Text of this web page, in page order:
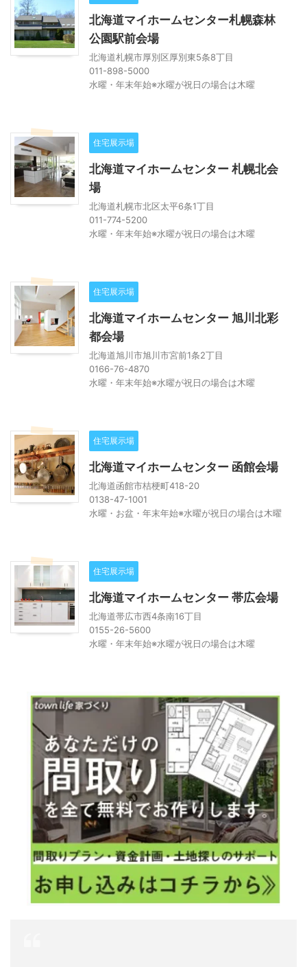
北海道マイホームセンター札幌森林
公園駅前会場
北海道札幌市厚別区厚別東5条8丁目
011-898-5000
水曜・年末年始※水曜が祝日の場合は木曜
住宅展示場
北海道マイホームセンター 札幌北会
場
北海道札幌市北区太平6条1丁目
011-774-5200
水曜・年末年始※水曜が祝日の場合は木曜
住宅展示場
北海道マイホームセンター 旭川北彩
都会場
北海道旭川市旭川市宮前1条2丁目
0166-76-4870
水曜・年末年始※水曜が祝日の場合は木曜
住宅展示場
北海道マイホームセンター 函館会場
北海道函館市桔梗町418-20
0138-47-1001
水曜・お盆・年末年始※水曜が祝日の場合は木曜
住宅展示場
北海道マイホームセンター 帯広会場
北海道帯広市西4条南16丁目
0155-26-5600
水曜・年末年始※水曜が祝日の場合は木曜